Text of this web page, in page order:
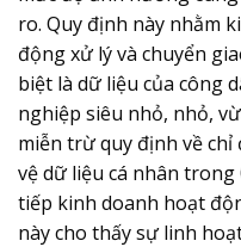
ro. Quy định này nhằm
động xử lý và chuyển
biệt là dữ liệu của công
nghiệp siêu nhỏ, nhỏ,
miễn trừ quy định về chỉ
vệ dữ liệu cá nhân
tiếp kinh doanh hoạt
này cho thấy sự linh